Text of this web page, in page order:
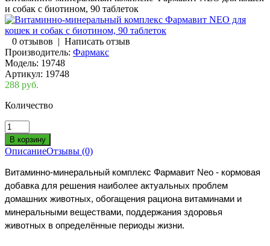
и собак с биотином, 90 таблеток
0 отзывов | Написать отзыв
Производитель: Фармакс
Модель: 19748
Артикул: 19748
288 руб.
Количество
ОписаниеОтзывы (0)
Витаминно-минеральный комплекс Фармавит Neo - кормовая
добавка для решения наиболее актуальных проблем
домашних животных, обогащения рациона витаминами и
минеральными веществами, поддержания здоровья
животных в определённые периоды жизни.